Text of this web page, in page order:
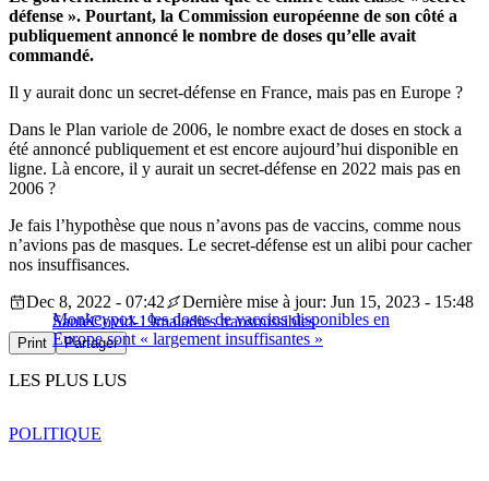
défense ». Pourtant, la Commission européenne de son côté a
publiquement annoncé le nombre de doses qu’elle avait
commandé.
Il y aurait donc un secret-défense en France, mais pas en Europe ?
Dans le Plan variole de 2006, le nombre exact de doses en stock a
été annoncé publiquement et est encore aujourd’hui disponible en
ligne. Là encore, il y aurait un secret-défense en 2022 mais pas en
2006 ?
Je fais l’hypothèse que nous n’avons pas de vaccins, comme nous
n’avions pas de masques. Le secret-défense est un alibi pour cacher
nos insuffisances.
Monkeypox : les doses de vaccins disponibles en
Europe sont « largement insuffisantes »
Dec 8, 2022 - 07:42
Dernière mise à jour: Jun 15, 2023 - 15:48
SantéCovid-19maladies transmissibles
Print Partager
LES PLUS LUS
POLITIQUE